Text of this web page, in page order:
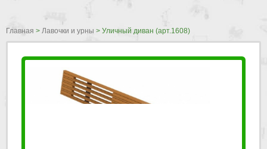
Главная > Лавочки и урны > Уличный диван (арт.1608)